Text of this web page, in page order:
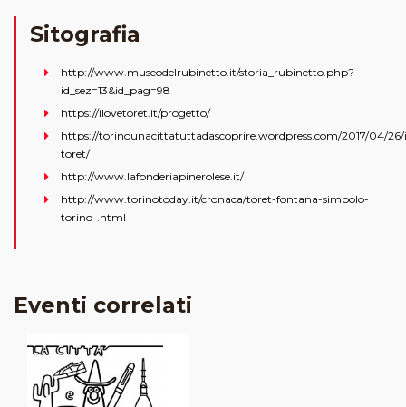
Sitografia
http://www.museodelrubinetto.it/storia_rubinetto.php?
id_sez=13&id_pag=98
https://ilovetoret.it/progetto/
https://torinounacittatuttadascoprire.wordpress.com/2017/04/
toret/
http://www.lafonderiapinerolese.it/
http://www.torinotoday.it/cronaca/toret-fontana-simbolo-
torino-.html
Eventi correlati